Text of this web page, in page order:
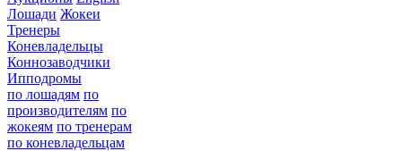
Лошади Жокеи
Тренеры
Коневладельцы
Коннозаводчики
Ипподромы
по лошадям по
производителям по
жокеям по тренерам
по коневладельцам